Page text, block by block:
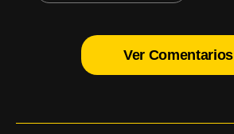
Ver Comentarios